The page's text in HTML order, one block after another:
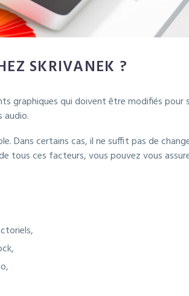
SKRIVANEK ?
graphiques qui doivent être modifiés pour
audio.
Dans certains cas, il ne suffit pas de
tous ces facteurs, vous pouvez vous